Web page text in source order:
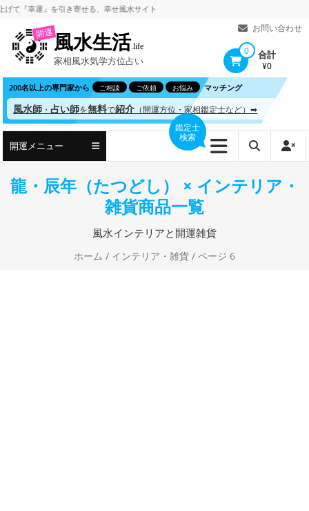
コ
ツ
へ
ス
ッ
『幸運』を引き寄せる、幸せ風水サイト
お問い合わせ
開運風水生活.life
家相風水気学方位占い
0 合計
¥0
200名以上の専門家から ご相談 ご依頼 お悩み マッチング
風水師 ・占い師を無料で紹介 （開運方位・家相鑑定士など）➡
開運メニュー
鑑定士
検索
龍・辰年（たつどし） × インテリア・
雑貨商品一覧
風水インテリアと開運雑貨
ホーム / インテリア・雑貨 / ページ 6